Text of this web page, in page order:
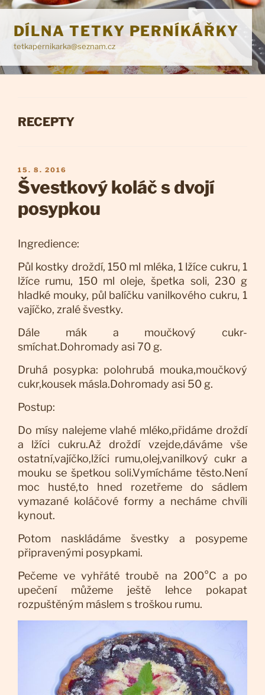
Přejít
obsahu
webu
DÍLNA TETKY PERNÍKÁŘKY
tetkapernikarka@seznam.cz
RUBRIKY
RECEPTY
PUBLIKOVÁNO
15. 8. 2016
Švestkový koláč s dvojí
posypkou
Ingredience:
Půl kostky droždí, 150 ml mléka, 1 lžíce cukru, 1
lžíce rumu, 150 ml oleje, špetka soli, 230 g
hladké mouky, půl balíčku vanilkového cukru, 1
vajíčko, zralé švestky.
Dále mák a moučkový cukr-
smíchat.Dohromady asi 70 g.
Druhá posypka: polohrubá mouka,moučkový
cukr,kousek másla.Dohromady asi 50 g.
Postup:
Do mísy nalejeme vlahé mléko,přidáme droždí
a lžíci cukru.Až droždí vzejde,dáváme vše
ostatní,vajíčko,lžíci rumu,olej,vanilkový cukr a
mouku se špetkou soli.Vymícháme těsto.Není
moc husté,to hned rozetřeme do sádlem
vymazané koláčové formy a necháme chvíli
kynout.
Potom naskládáme švestky a posypeme
připravenými posypkami.
Pečeme ve vyhřáté troubě na 200°C a po
upečení můžeme ještě lehce pokapat
rozpuštěným máslem s troškou rumu.